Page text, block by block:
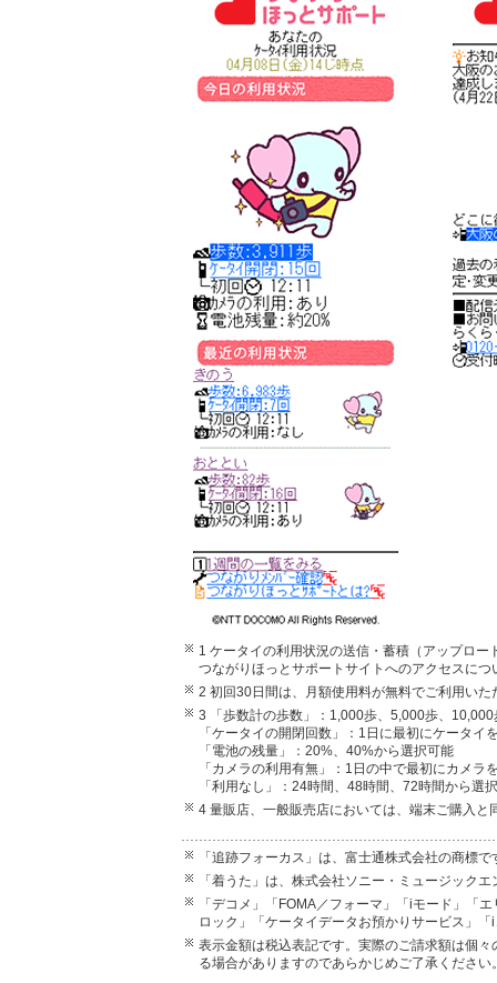
1 ケータイの利用状況の送信・蓄積（アップロ
つながりほっとサポートサイトへのアクセスに
2 初回30日間は、月額使用料が無料でご利用いた
3 「歩数計の歩数」：1,000歩、5,000歩、10,000
「ケータイの開閉回数」：1日に最初にケータイ
「電池の残量」：20%、40%から選択可能
「カメラの利用有無」：1日の中で最初にカメラ
「利用なし」：24時間、48時間、72時間から選
4 量販店、一般販売店においては、端末ご購入と
「追跡フォーカス」は、富士通株式会社の商標で
「着うた」は、株式会社ソニー・ミュージック
「デコメ」「FOMA／フォーマ」「iモード」「
ロック」「ケータイデータお預かりサービス」
表示金額は税込表記です。実際のご請求額は個
る場合がありますのであらかじめご了承ください